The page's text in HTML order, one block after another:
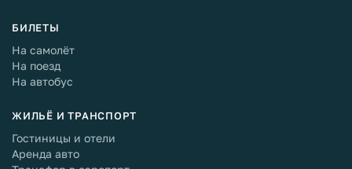
БИЛЕТЫ
На самолёт
На поезд
На автобус
ЖИЛЬЁ И ТРАНСПОРТ
Гостиницы и отели
Аренда авто